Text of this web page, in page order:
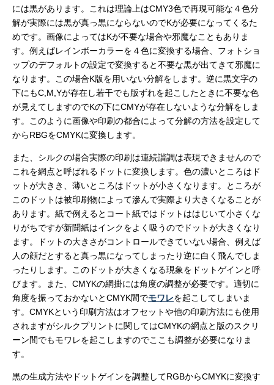
には黒があります。これは理論上はCMY3色で再現可能な４色分
解が実際には黒が真っ黒にならないのでKが必要になってくるた
めです。画像によってはKが不要な場合や邪魔なこともありま
す。例えばレインボーカラーを４色に変換する場合、フォトショ
ップのデフォルトの設定で変換すると不要な黒が出てきて邪魔に
なります。この場合K版を用いない分解をします。逆に黒文字の
下にもC,M,Yが存在し若干でも版ずれを起こしたときに不要な色
が見えてしますのでKの下にCMYが存在しないような分解をしま
す。このように画像や印刷の都合によって分解の方法を設定して
からRBGをCMYKに変換します。
また、シルクの場合実際の印刷は連続諧調は表現できませんので
これを網点と呼ばれるドットに変換します。色の濃いところはド
ットが大きき、薄いところはドットが小さくなります。ところが
このドットは被印刷物によって滲んで実際より大きくなることが
あります。紙で例えるとコート紙ではドットははじいて小さくな
りがちですが新聞紙はインクをよく吸うのでドットが大きくなり
ます。ドットの大きさがコントロールできていない場合、例えば
人の顔だとすると真っ黒になってしまったり逆に白く飛んでしま
ったりします。このドットが大きくなる現象をドットゲインと呼
びます。また、CMYKの網掛には角度の調整が必要です。適切に
角度を振っておかないとCMYK間でモワレを起こしてしまいま
す。CMYKという印刷方法はオフセットや他の印刷方法にも使用
されますがシルクプリントに関してはCMYKの網点と版のスクリ
ーン間でもモワレを起こしますのでここも調整が必要になりま
す。
黒の生成方法やドットゲインを調整してRGBからCMYKに変換す